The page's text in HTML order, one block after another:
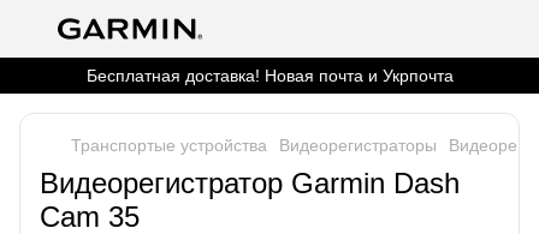
Бесплатная доставка! Новая почта и Укрпочта
Транспортые устройства Видеорегистраторы
Видеорегистратор Garmin Dash
Cam 35